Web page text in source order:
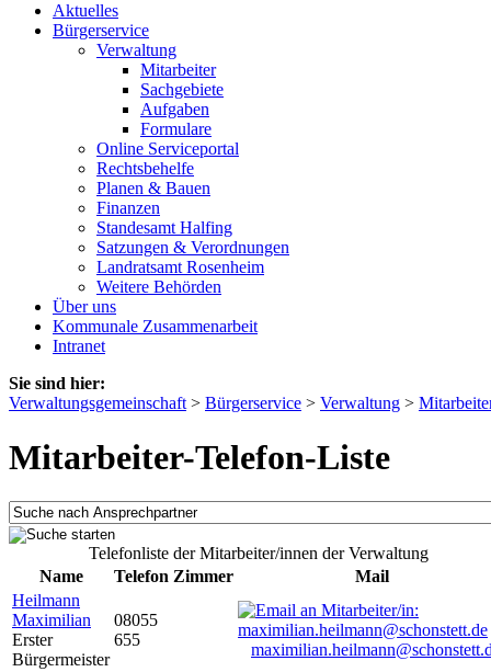
Aktuelles
Bürgerservice
Verwaltung
Mitarbeiter
Sachgebiete
Aufgaben
Formulare
Online Serviceportal
Rechtsbehelfe
Planen & Bauen
Finanzen
Standesamt Halfing
Satzungen & Verordnungen
Landratsamt Rosenheim
Weitere Behörden
Über uns
Kommunale Zusammenarbeit
Intranet
Sie sind hier:
Verwaltungsgemeinschaft > Bürgerservice > Verwaltung >
Mitarbeiter-Telefon-Liste
Telefonliste der Mitarbeiter/innen der Verwaltung
Name
Telefon Zimmer
Mail
Heilmann
Maximilian
Erster
Bürgermeister
08055
655